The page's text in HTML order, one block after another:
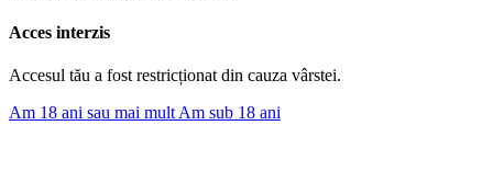
Acces interzis
Accesul tău a fost restricționat din cauza vârstei.
Am 18 ani sau mai mult Am sub 18 ani